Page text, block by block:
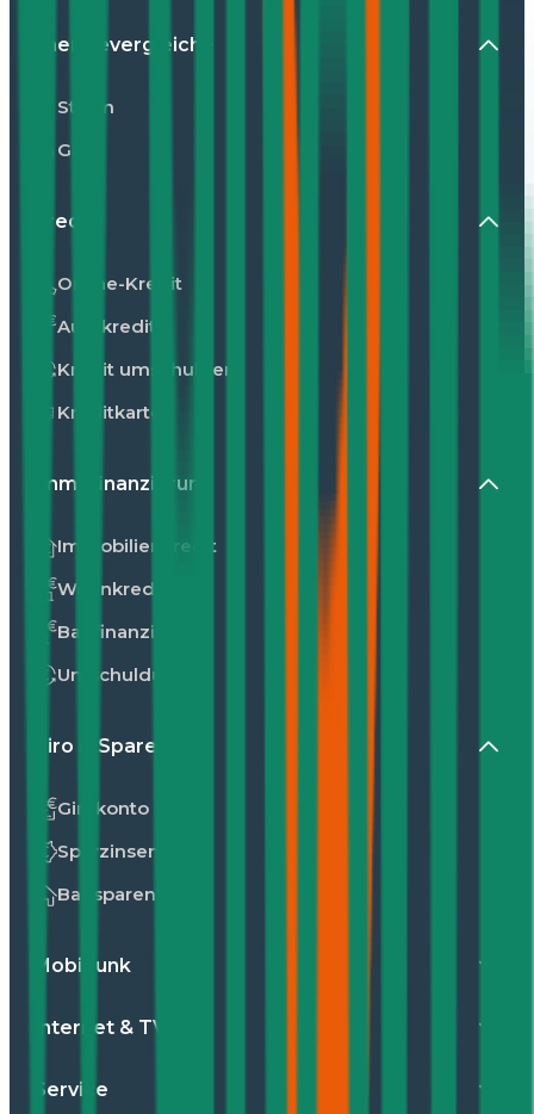
Energievergleiche
Strom
Gas
Kredit
Online-Kredit
Autokredit
Kredit umschulden
Kreditkarte
Immofinanzierung
Immobilienkredit
Wohnkredit
Baufinanzierung
Umschuldung
Giro & Sparen
Girokonto
Sparzinsen
Bausparen
Mobilfunk
Internet & TV
Service